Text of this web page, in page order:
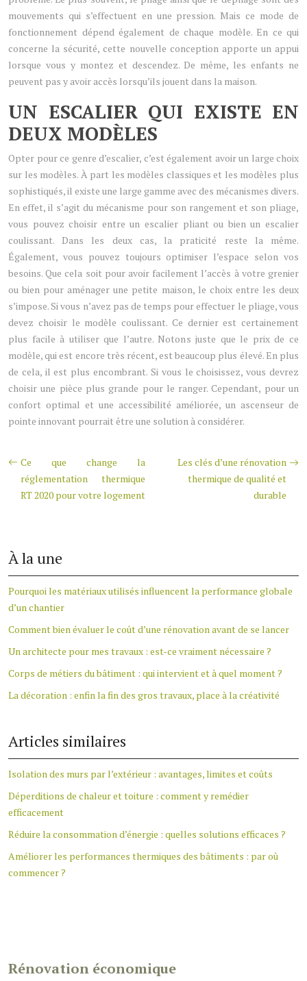
mouvements qui s’effectuent en une pression. Mais ce mode de
fonctionnement dépend également de chaque modèle. En ce qui
concerne la sécurité, cette nouvelle conception apporte un appui
lorsque vous y montez et descendez. De même, les enfants ne
peuvent pas y avoir accès lorsqu’ils jouent dans la maison.
UN ESCALIER QUI EXISTE EN
DEUX MODÈLES
Opter pour ce genre d’escalier, c’est également avoir un large choix
sur les modèles. À part les modèles classiques et les modèles plus
sophistiqués, il existe une large gamme avec des mécanismes divers.
En effet, il s’agit du mécanisme pour son rangement et son pliage,
vous pouvez choisir entre un escalier pliant ou bien un escalier
coulissant. Dans les deux cas, la praticité reste la même.
Également, vous pouvez toujours optimiser l’espace selon vos
besoins. Que cela soit pour avoir facilement l’accès à votre grenier
ou bien pour aménager une petite maison, le choix entre les deux
s’impose. Si vous n’avez pas de temps pour effectuer le pliage, vous
devez choisir le modèle coulissant. Ce dernier est certainement
plus facile à utiliser que l’autre. Notons juste que le prix de ce
modèle, qui est encore très récent, est beaucoup plus élevé. En plus
de cela, il est plus encombrant. Si vous le choisissez, vous devrez
choisir une pièce plus grande pour le ranger. Cependant, pour un
confort optimal et une accessibilité améliorée, un ascenseur de
pointe innovant pourrait être une solution à considérer.
Ce que change la
réglementation thermique
RT 2020 pour votre logement
Les clés d’une rénovation
thermique de qualité et
durable
À la une
Pourquoi les matériaux utilisés influencent la performance globale
d’un chantier
Comment bien évaluer le coût d’une rénovation avant de se lancer
Un architecte pour mes travaux : est-ce vraiment nécessaire ?
Corps de métiers du bâtiment : qui intervient et à quel moment ?
La décoration : enfin la fin des gros travaux, place à la créativité
Articles similaires
Isolation des murs par l’extérieur : avantages, limites et coûts
Déperditions de chaleur et toiture : comment y remédier
efficacement
Réduire la consommation d’énergie : quelles solutions efficaces ?
Améliorer les performances thermiques des bâtiments : par où
commencer ?
Rénovation économique